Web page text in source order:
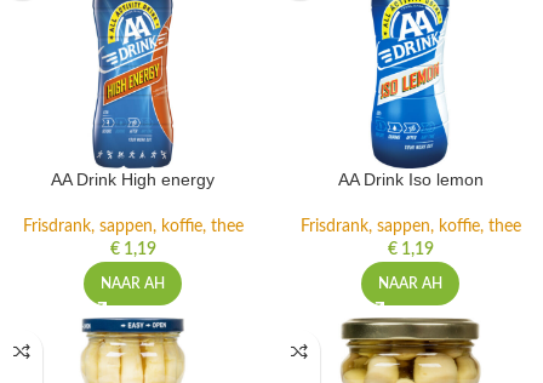
AA Drink High energy
Frisdrank, sappen, koffie, thee
€1,19
NAAR AH
AA Drink Iso lemon
Frisdrank, sappen, koffie, thee
€1,19
NAAR AH